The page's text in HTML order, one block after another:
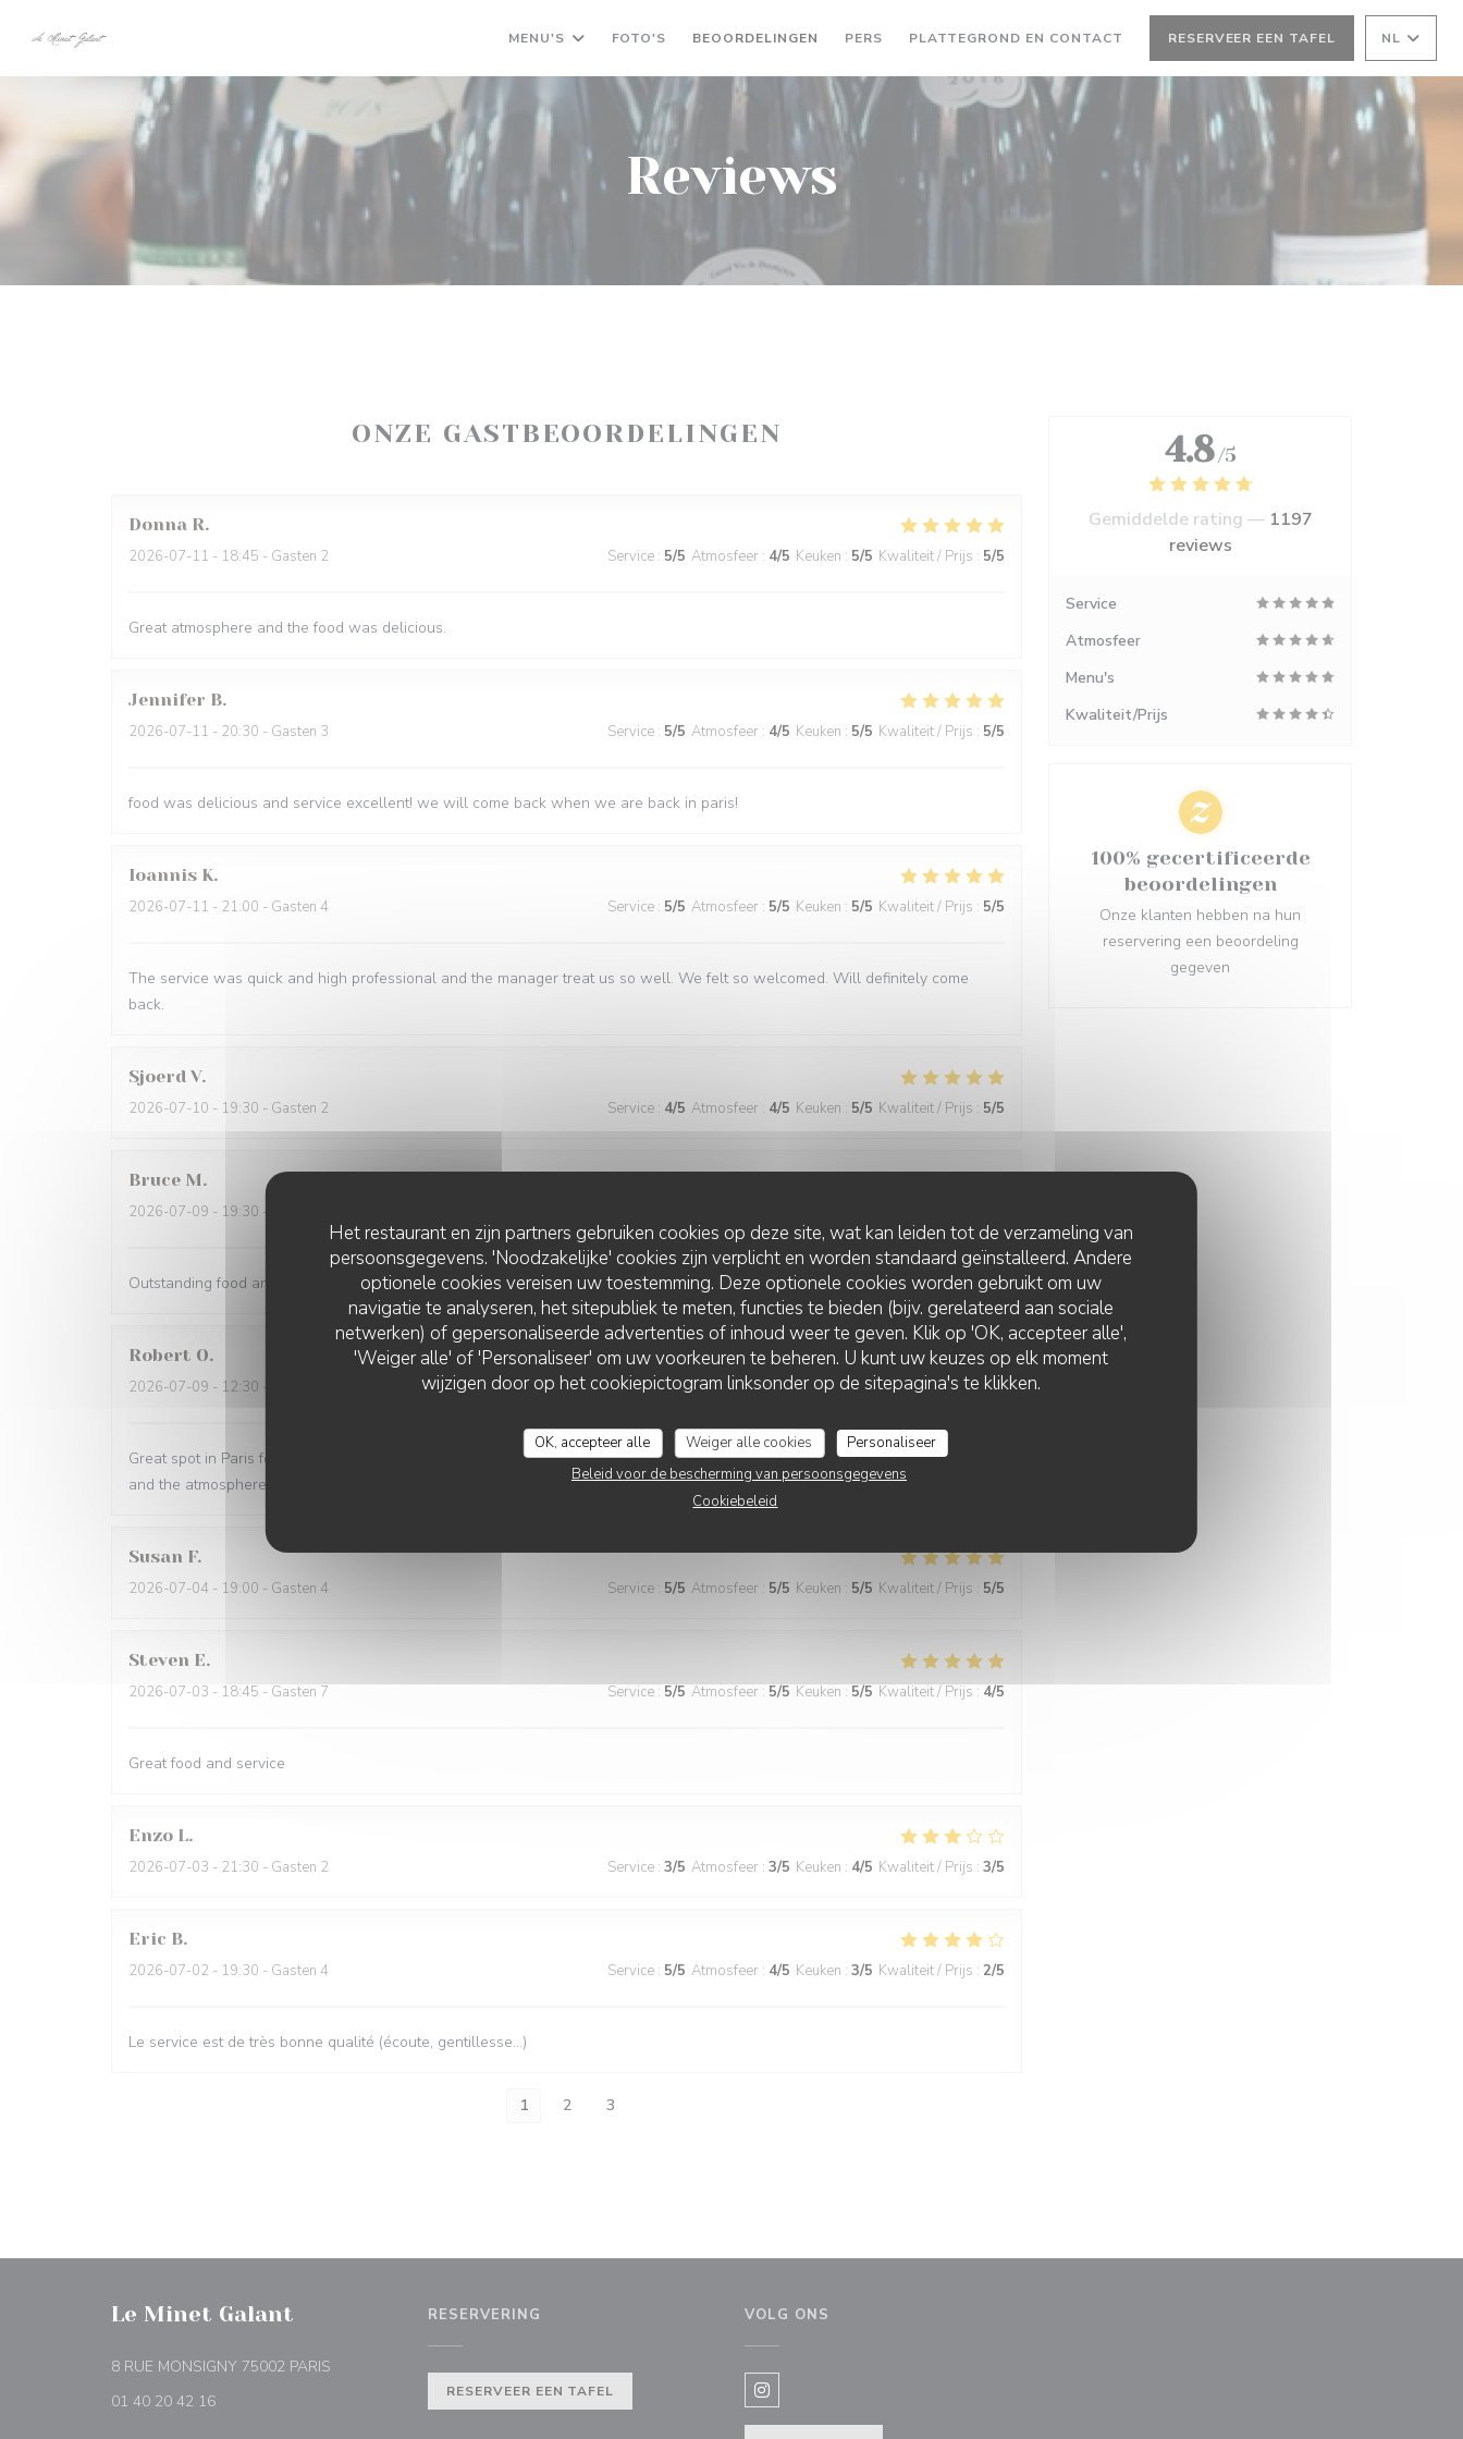
Het restaurant en zijn partners gebruiken cookies op deze site, wat kan leiden tot de verzameling van
persoonsgegevens. 'Noodzakelijke' cookies zijn verplicht en worden standaard geïnstalleerd. Andere
optionele cookies vereisen uw toestemming. Deze optionele cookies worden gebruikt om uw
navigatie te analyseren, het sitepubliek te meten, functies te bieden (bijv. gerelateerd aan sociale
netwerken) of gepersonaliseerde advertenties of inhoud weer te geven. Klik op 'OK, accepteer alle',
'Weiger alle' of 'Personaliseer' om uw voorkeuren te beheren. U kunt uw keuzes op elk moment
wijzigen door op het cookiepictogram linksonder op de sitepagina's te klikken.
OK, accepteer alle Weiger alle cookies
Personaliseer
Beleid voor de bescherming van persoonsgegevens
Cookiebeleid
MENU'S FOTO'S BEOORDELINGEN PERS PLATTEGROND EN CONTACT RESERVEER EEN TAFEL NL
Reviews
ONZE GASTBEOORDELINGEN
Donna R
2026-07-11 - 18:45 - Gasten 2 Service : 5/5 Atmosfeer : 4/5 Keuken : 5/5 Kwaliteit / Prijs : 5/5
Great atmosphere and the food was delicious.
Jennifer B
2026-07-11 - 20:30 - Gasten 3 Service : 5/5 Atmosfeer : 4/5 Keuken : 5/5 Kwaliteit / Prijs : 5/5
food was delicious and service excellent! we will come back when we are back in paris!
Ioannis K
2026-07-11 - 21:00 - Gasten 4 Service : 5/5 Atmosfeer : 5/5 Keuken : 5/5 Kwaliteit / Prijs : 5/5
The service was quick and high professional and the manager treat us so well. We felt so welcomed. Will definitely come
back.
Sjoerd V
2026-07-10 - 19:30 - Gasten 2 Service : 4/5 Atmosfeer : 4/5 Keuken : 5/5 Kwaliteit / Prijs : 5/5
Bruce M
2026-07-09 - 19:30 - Gasten 4
Outstanding food and service. The service was the best we have had in Paris
Robert O
2026-07-09 - 12:30 - Gasten 5 Service:5/5 Atmosfeer:5/5 Keuken:5 /5 Kwaliteit / Prijs: 4/5
Great spot in Paris for a business lunch or casual dinner. The food is consistently excellent, the service is friendly and attentive,
and the atmosphere is warm and inviting. Highly recommended!
Susan F
2026-07-04 - 19:00 - Gasten 4 Service : 5/5 Atmosfeer : 5/5 Keuken : 5/5 Kwaliteit / Prijs : 5/5
Steven E
2026-07-03 - 18:45 - Gasten 7 Service : 5/5 Atmosfeer : 5/5 Keuken : 5/5 Kwaliteit / Prijs : 4/5
Great food and service
Enzo L
2026-07-03 - 21:30 - Gasten 2 Service : 3/5 Atmosfeer : 3/5 Keuken : 4/5 Kwaliteit / Prijs : 3/5
Eric B
2026-07-02 - 19:30 - Gasten 4 Service : 5/5 Atmosfeer : 4/5 Keuken : 3/5 Kwaliteit / Prijs : 2/5
Le service est de très bonne qualité (écoute, gentillesse…)
1 2 3
4.8 /5
Gemiddelde rating — 1197
reviews
Service
Atmosfeer
Menu's
Kwaliteit/Prijs
100% gecertificeerde
beoordelingen
Onze klanten hebben na hun
reservering een beoordeling
gegeven
Le Minet Galant
8 RUE MONSIGNY 75002 PARIS
01 40 20 42 16
RESERVERING
RESERVEER EEN TAFEL
VOLG ONS
Instagram ((opent in een nieuw venster))